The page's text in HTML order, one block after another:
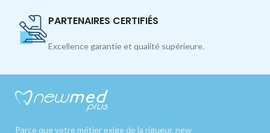
PARTENAIRES CERTIFIÉS
Excellence garantie et qualité supérieure.
Parce que votre métier exige de la rigueur, new